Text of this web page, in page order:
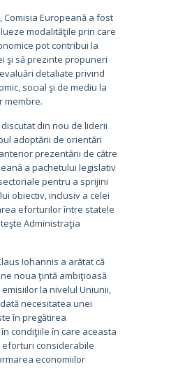
Comisia Europeană a fost
modalităţile prin care
pot contribui la
şi să prezinte propuneri
detaliate privind
social şi de mediu la
membre.
din nou de liderii
adoptării de orientări
prezentării de către
a pachetului legislativ
pentru a sprijini
obiectiv, inclusiv a celei
eforturilor între statele
Administraţia
Iohannis a arătat că
noua ţintă ambiţioasă
la nivelul Uniunii,
necesitatea unei
în pregătirea
condiţiile în care aceasta
considerabile
economiilor